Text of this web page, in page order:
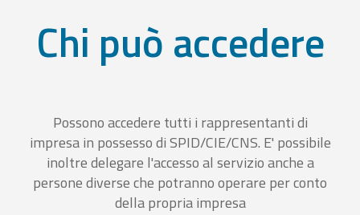
Chi può accedere
Possono accedere tutti i rappresentanti di
impresa in possesso di SPID/CIE/CNS. E' possibile
inoltre delegare l'accesso al servizio anche a
persone diverse che potranno operare per conto
della propria impresa